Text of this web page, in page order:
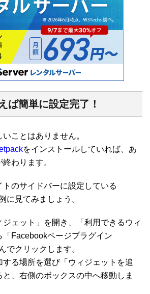
ば簡単に設定完了！
ことはありません。
をインストールしていれば、あ
わります。
トのサイドバーに設定している
に見てみましょう。
ジェット」を開き、「利用できるウィ
「Facebookページプラグイン
でクリックします。
する場所を選び「ウィジェットを追
、右側のボックスの中へ移動しま